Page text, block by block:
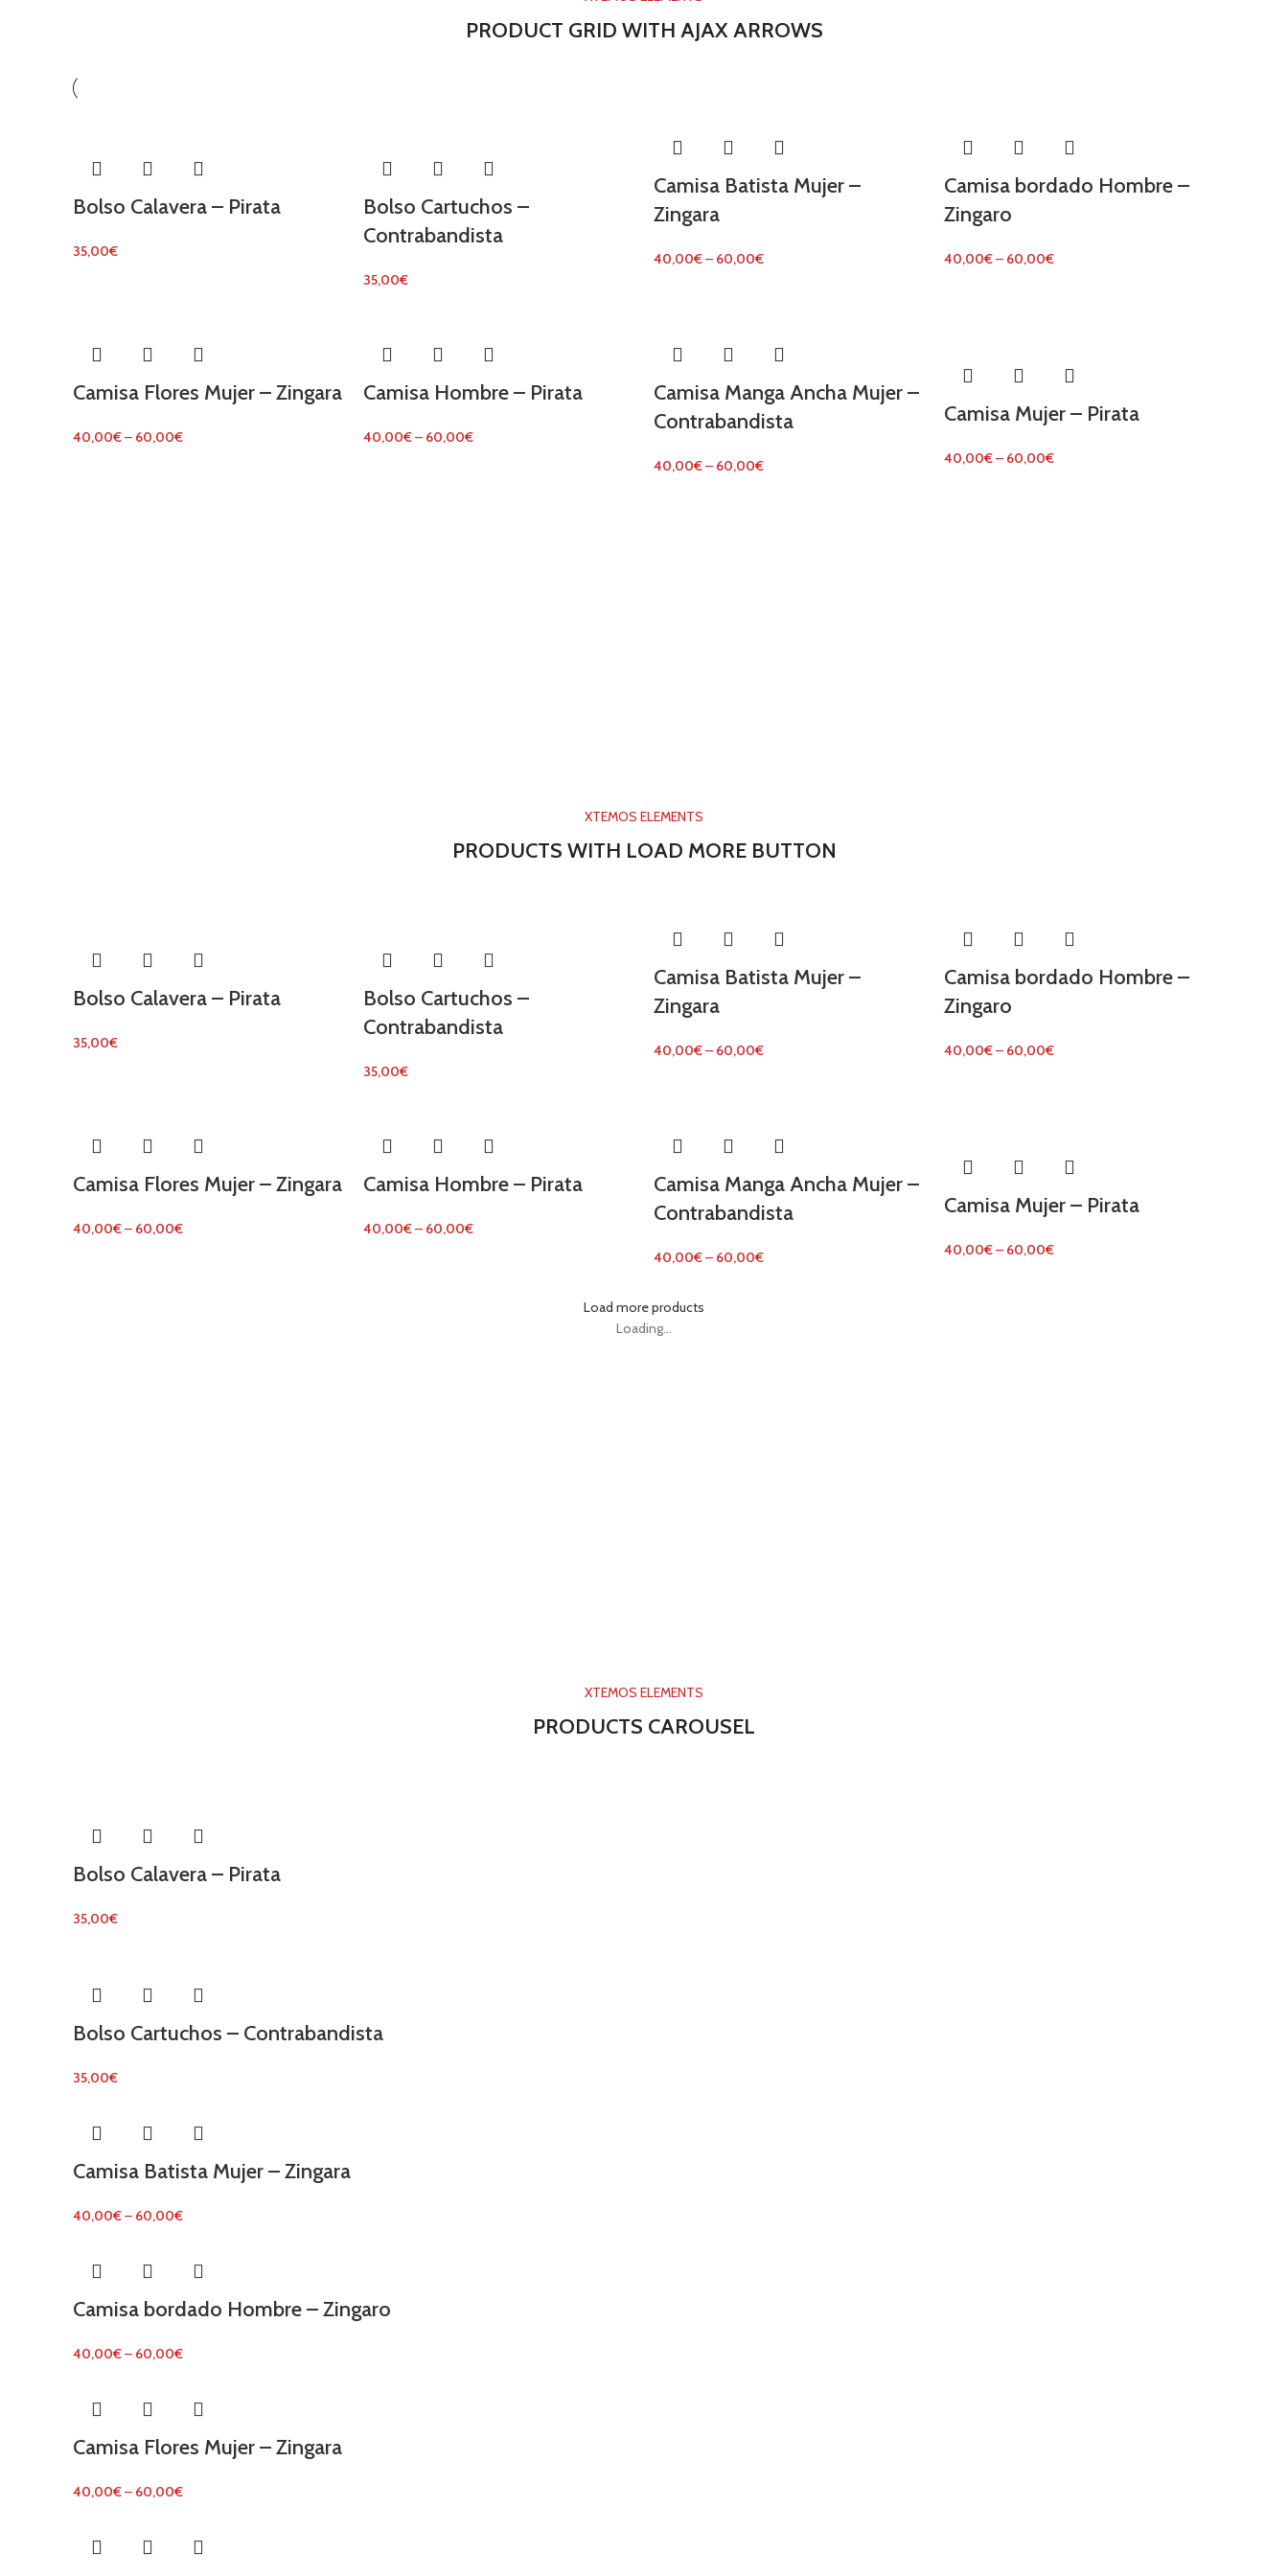
PRODUCT GRID WITH AJAX ARROWS
Bolso Calavera – Pirata
35,00€
Bolso Cartuchos –
Contrabandista
35,00€
Camisa Batista Mujer –
Zingara
40,00€– 60,00€
Camisa bordado Hombre –
Zingaro
40,00€– 60,00€
Camisa Flores Mujer – Zingara
40,00€– 60,00€
Camisa Hombre – Pirata
40,00€– 60,00€
Camisa Manga Ancha Mujer –
Contrabandista
40,00€– 60,00€
Camisa Mujer – Pirata
40,00€– 60,00€
XTEMOS ELEMENTS
PRODUCTS WITH LOAD MORE BUTTON
Bolso Calavera – Pirata
35,00€
Bolso Cartuchos –
Contrabandista
35,00€
Camisa Batista Mujer –
Zingara
40,00€– 60,00€
Camisa bordado Hombre –
Zingaro
40,00€– 60,00€
Camisa Flores Mujer – Zingara
40,00€– 60,00€
Camisa Hombre – Pirata
40,00€– 60,00€
Camisa Manga Ancha Mujer –
Contrabandista
40,00€– 60,00€
Camisa Mujer – Pirata
40,00€– 60,00€
Load more products
Loading...
XTEMOS ELEMENTS
PRODUCTS CAROUSEL
Bolso Calavera – Pirata
35,00€
Bolso Cartuchos – Contrabandista
35,00€
Camisa Batista Mujer – Zingara
40,00€– 60,00€
Camisa bordado Hombre – Zingaro
40,00€– 60,00€
Camisa Flores Mujer – Zingara
40,00€– 60,00€